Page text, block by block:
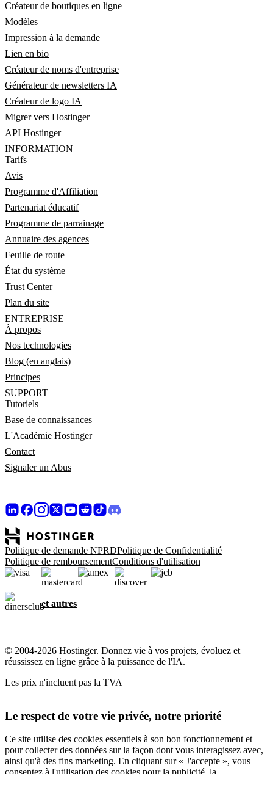
Créateur de boutiques en ligne
Modèles
Impression à la demande
Lien en bio
Créateur de noms d'entreprise
Générateur de newsletters IA
Créateur de logo IA
Migrer vers Hostinger
API Hostinger
INFORMATION
Tarifs
Avis
Programme d'Affiliation
Partenariat éducatif
Programme de parrainage
Annuaire des agences
Feuille de route
État du système
Trust Center
Plan du site
ENTREPRISE
À propos
Nos technologies
Blog (en anglais)
Principes
SUPPORT
Tutoriels
Base de connaissances
L'Académie Hostinger
Contact
Signaler un Abus
Politique de demande NPRDPolitique de Confidentialité
Politique de remboursementConditions d'utilisation
et autres
© 2004-2026 Hostinger. Donnez vie à vos projets, évoluez et
réussissez en ligne grâce à la puissance de l'IA.
Les prix n'incluent pas la TVA
Le respect de votre vie privée, notre priorité
Ce site utilise des cookies essentiels à son bon fonctionnement et
pour collecter des données sur la façon dont vous interagissez avec,
ainsi qu'à des fins marketing. En cliquant sur « J'accepte », vous
consentez à l'utilisation des cookies pour la publicité, la